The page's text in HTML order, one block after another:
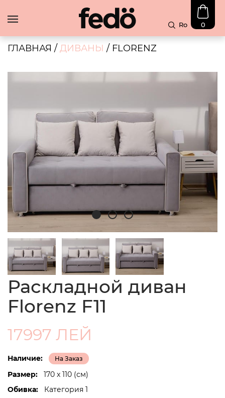
Наличии
Контакты
Ro 0
ГЛАВНАЯ / ДИВАНЫ / FLORENZ
Раскладной диван
Florenz F11
17997 ЛЕЙ
Наличие: На Заказ
Размер:
170 x 110 (см)
Обивка:
Категория 1